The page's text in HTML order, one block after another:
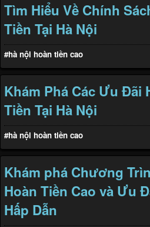
Tìm Hiểu Về Chính
Tiền Tại Hà Nội
#hà nội hoàn tiền cao
Khám Phá Các Ưu Đãi
Tiền Tại Hà Nội
#hà nội hoàn tiền cao
Khám phá Chương
Hoàn Tiền Cao và Ưu
Hấp Dẫn